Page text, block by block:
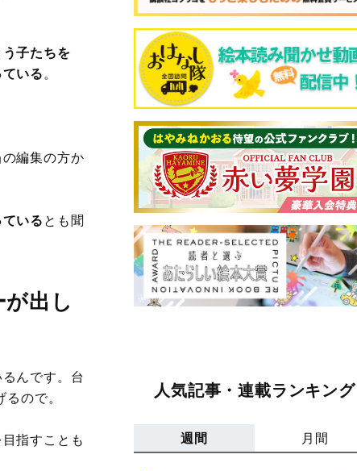
う子たちを
いる。
編集の方か
いるとも聞
出し
んです。台
ので。
指すことも
人気記事・連載ランキング
週間 月間